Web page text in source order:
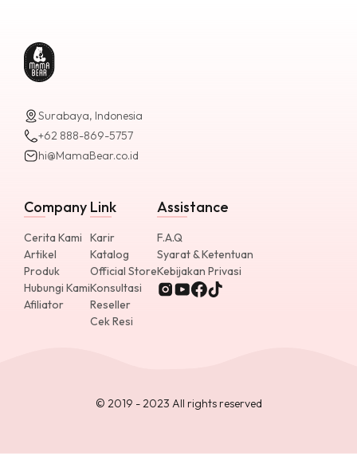
Surabaya, Indonesia
+62 888-869-5757
hi@MamaBear.co.id
Company
Cerita Kami
Artikel
Produk
Hubungi Kami
Afiliator
Link
Karir
Katalog
Official Store
Konsultasi
Reseller
Cek Resi
Assistance
F.A.Q
Syarat & Ketentuan
Kebijakan Privasi
© 2019 - 2023 All rights reserved